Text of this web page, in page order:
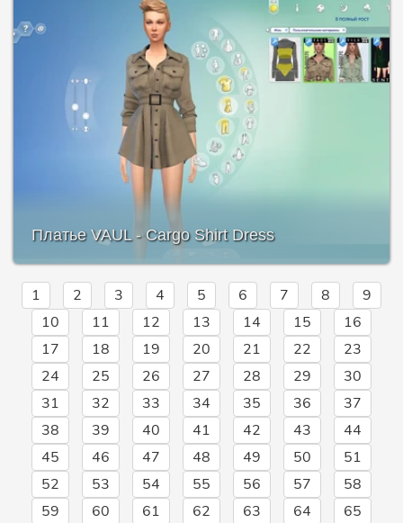
Платье VAUL - Cargo Shirt Dress
1 2 3 4 5 6 7 8
9
10
11 12 13 14 15
16
17
18 19 20 21 22
23
24
25 26 27 28 29
30
31
32 33 34 35 36
37
38
39 40 41 42 43
44
45
46 47 48 49 50
51
52
53 54 55 56 57
58
59
60 61 62 63 64
65